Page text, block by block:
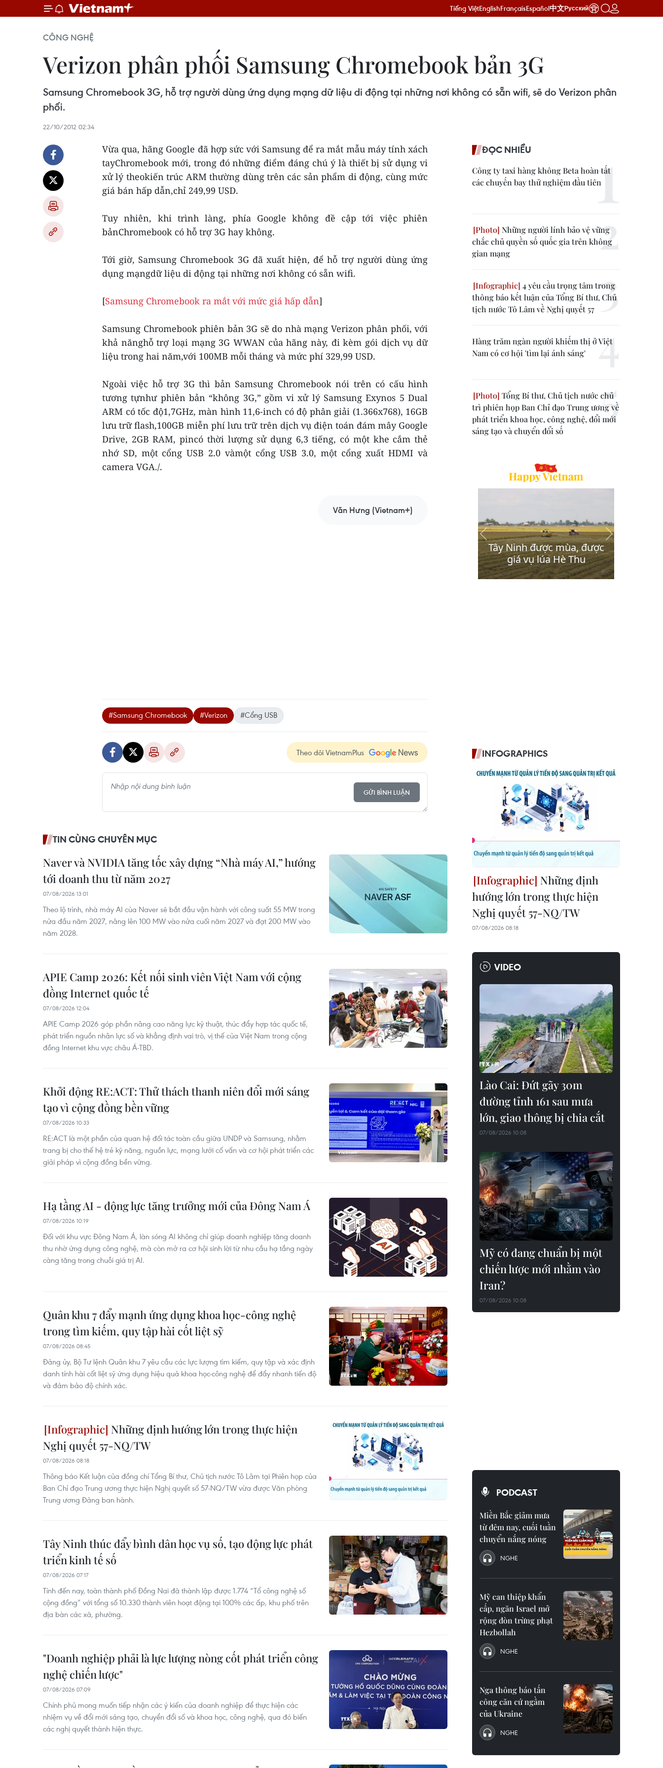
Tiếng ViệtEnglishFrançaisEspañol中文Русский
CÔNG NGHỆ
Verizon phân phối Samsung Chromebook bản 3G
Samsung Chromebook 3G, hỗ trợ người dùng ứng dụng mạng dữ liệu di động tại những nơi không có sẵn wifi, sẽ do Verizon phân
phối.
22/10/2012 02:34
Vừa qua, hãng Google đã hợp sức với Samsung để ra mắt mẫu máy tính xách
tayChromebook mới, trong đó những điểm đáng chú ý là thiết bị sử dụng vi
xử lý theokiến trúc ARM thường dùng trên các sản phẩm di động, cùng mức
giá bán hấp dẫn,chỉ 249,99 USD.
Tuy nhiên, khi trình làng, phía Google không đề cập tới việc phiên
bảnChromebook có hỗ trợ 3G hay không.
Tới giờ, Samsung Chromebook 3G đã xuất hiện, để hỗ trợ người dùng ứng
dụng mạngdữ liệu di động tại những nơi không có sẵn wifi.
[Samsung Chromebook ra mắt với mức giá hấp dẫn]
Samsung Chromebook phiên bản 3G sẽ do nhà mạng Verizon phân phối, với
khả nănghỗ trợ loại mạng 3G WWAN của hãng này, đi kèm gói dịch vụ dữ
liệu trong hai năm,với 100MB mỗi tháng và mức phí 329,99 USD.
Ngoài việc hỗ trợ 3G thì bản Samsung Chromebook nói trên có cấu hình
tương tựnhư phiên bản “không 3G,” gồm vi xử lý Samsung Exynos 5 Dual
ARM có tốc độ1,7GHz, màn hình 11,6-inch có độ phân giải (1.366x768), 16GB
lưu trữ flash,100GB miễn phí lưu trữ trên dịch vụ điện toán đám mây Google
Drive, 2GB RAM, pincó thời lượng sử dụng 6,3 tiếng, có một khe cắm thẻ
nhớ SD, một cổng USB 2.0 vàmột cổng USB 3.0, một cổng xuất HDMI và
camera VGA./.
Văn Hưng (Vietnam+)
#Samsung Chromebook #Verizon #Cổng USB
Theo dõi VietnamPlus
GỬI BÌNH LUẬN
TIN CÙNG CHUYÊN MỤC
Naver và NVIDIA tăng tốc xây dựng “Nhà máy AI,” hướng
tới doanh thu từ năm 2027
07/08/2026 13:01
Theo lộ trình, nhà máy AI của Naver sẽ bắt đầu vận hành với công suất 55 MW trong
nửa đầu năm 2027, nâng lên 100 MW vào nửa cuối năm 2027 và đạt 200 MW vào
năm 2028.
APIE Camp 2026: Kết nối sinh viên Việt Nam với cộng
đồng Internet quốc tế
07/08/2026 12:04
APIE Camp 2026 góp phần nâng cao năng lực kỹ thuật, thúc đẩy hợp tác quốc tế,
phát triển nguồn nhân lực số và khẳng định vai trò, vị thế của Việt Nam trong cộng
đồng Internet khu vực châu Á-TBD.
Khởi động RE:ACT: Thử thách thanh niên đổi mới sáng
tạo vì cộng đồng bền vững
07/08/2026 10:33
RE:ACT là một phần của quan hệ đối tác toàn cầu giữa UNDP và Samsung, nhằm
trang bị cho thế hệ trẻ kỹ năng, nguồn lực, mạng lưới cố vấn và cơ hội phát triển các
giải pháp vì cộng đồng bền vững.
Hạ tầng AI - động lực tăng trưởng mới của Đông Nam Á
07/08/2026 10:19
Đối với khu vực Đông Nam Á, làn sóng AI không chỉ giúp doanh nghiệp tăng doanh
thu nhờ ứng dụng công nghệ, mà còn mở ra cơ hội sinh lời từ nhu cầu hạ tầng ngày
càng tăng trong chuỗi giá trị AI.
Quân khu 7 đẩy mạnh ứng dụng khoa học-công nghệ
trong tìm kiếm, quy tập hài cốt liệt sỹ
07/08/2026 08:45
Đảng ủy, Bộ Tư lệnh Quân khu 7 yêu cầu các lực lượng tìm kiếm, quy tập và xác định
danh tính hài cốt liệt sỹ ứng dụng hiệu quả khoa học-công nghệ để đẩy nhanh tiến độ
và đảm bảo độ chính xác.
Những định hướng lớn trong thực hiện
Nghị quyết 57-NQ/TW
07/08/2026 08:18
Thông báo Kết luận của đồng chí Tổng Bí thư, Chủ tịch nước Tô Lâm tại Phiên họp của
Ban Chỉ đạo Trung ương thực hiện Nghị quyết số 57-NQ/TW vừa được Văn phòng
Trung ương Đảng ban hành.
Tây Ninh thúc đẩy bình dân học vụ số, tạo động lực phát
triển kinh tế số
07/08/2026 07:17
Tính đến nay, toàn thành phố Đồng Nai đã thành lập được 1.774 “Tổ công nghệ số
cộng đồng” với tổng số 10.330 thành viên hoạt động tại 100% các ấp, khu phố trên
địa bàn các xã, phường.
"Doanh nghiệp phải là lực lượng nòng cốt phát triển công
nghệ chiến lược"
07/08/2026 07:09
Chính phủ mong muốn tiếp nhận các ý kiến của doanh nghiệp để thực hiện các
nhiệm vụ về đổi mới sáng tạo, chuyển đổi số và khoa học, công nghệ, qua đó biến
các nghị quyết thành hiện thực.
ĐỌC NHIỀU
Công ty taxi hàng không Beta hoàn tất
các chuyến bay thử nghiệm đầu tiên
Những người lính bảo vệ vững
chắc chủ quyền số quốc gia trên không
gian mạng
4 yêu cầu trọng tâm trong
thông báo kết luận của Tổng Bí thư, Chủ
tịch nước Tô Lâm về Nghị quyết 57
Hàng trăm ngàn người khiếm thị ở Việt
Nam có cơ hội 'tìm lại ánh sáng'
Tổng Bí thư, Chủ tịch nước chủ
trì phiên họp Ban Chỉ đạo Trung ương về
phát triển khoa học, công nghệ, đổi mới
sáng tạo và chuyển đổi số
INFOGRAPHICS
Những định
hướng lớn trong thực hiện
Nghị quyết 57-NQ/TW
07/08/2026 08:18
VIDEO
Lào Cai: Đứt gãy 30m
đường tỉnh 161 sau mưa
lớn, giao thông bị chia cắt
07/08/2026 10:08
Mỹ có đang chuẩn bị một
chiến lược mới nhằm vào
Iran?
07/08/2026 10:08
PODCAST
Miền Bắc giảm mưa
từ đêm nay, cuối tuần
chuyển nắng nóng
NGHE
Mỹ can thiệp khẩn
cấp, ngăn Israel mở
rộng đòn trừng phạt
Hezbollah
NGHE
Nga thông báo tấn
công căn cứ ngầm
của Ukraine
NGHE